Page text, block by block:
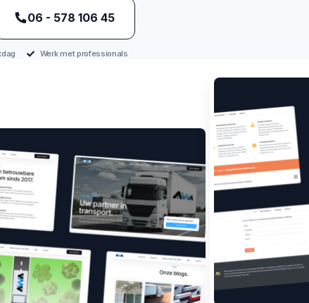
‪06 - 578 106 45‬
Werk met professionals